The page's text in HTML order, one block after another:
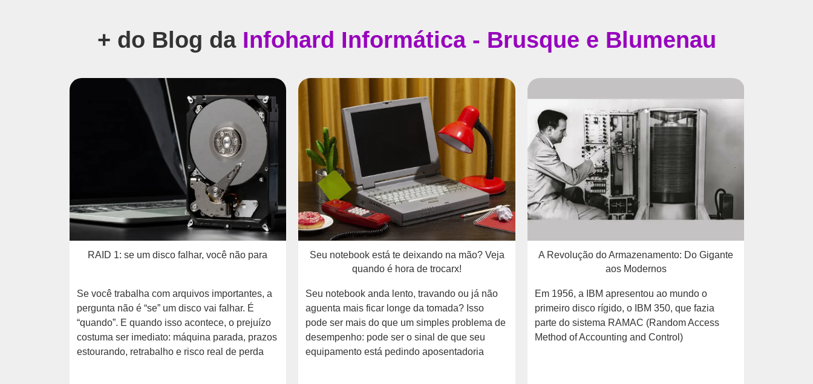
+ do Blog da Infohard Informática - Brusque e Blumenau
RAID 1: se um disco falhar, você não para
Se você trabalha com arquivos importantes, a
pergunta não é “se” um disco vai falhar. É
“quando”. E quando isso acontece, o prejuízo
costuma ser imediato: máquina parada, prazos
estourando, retrabalho e risco real de perda
Seu notebook está te deixando na mão? Veja
quando é hora de trocarx!
Seu notebook anda lento, travando ou já não
aguenta mais ficar longe da tomada? Isso
pode ser mais do que um simples problema de
desempenho: pode ser o sinal de que seu
equipamento está pedindo aposentadoria
A Revolução do Armazenamento: Do Gigante
aos Modernos
Em 1956, a IBM apresentou ao mundo o
primeiro disco rígido, o IBM 350, que fazia
parte do sistema RAMAC (Random Access
Method of Accounting and Control)